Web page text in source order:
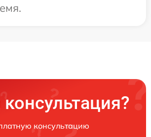
консультацию